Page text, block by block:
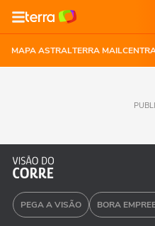
MAPA ASTRALTERRA MAIL
PEGA A VISÃO BORA